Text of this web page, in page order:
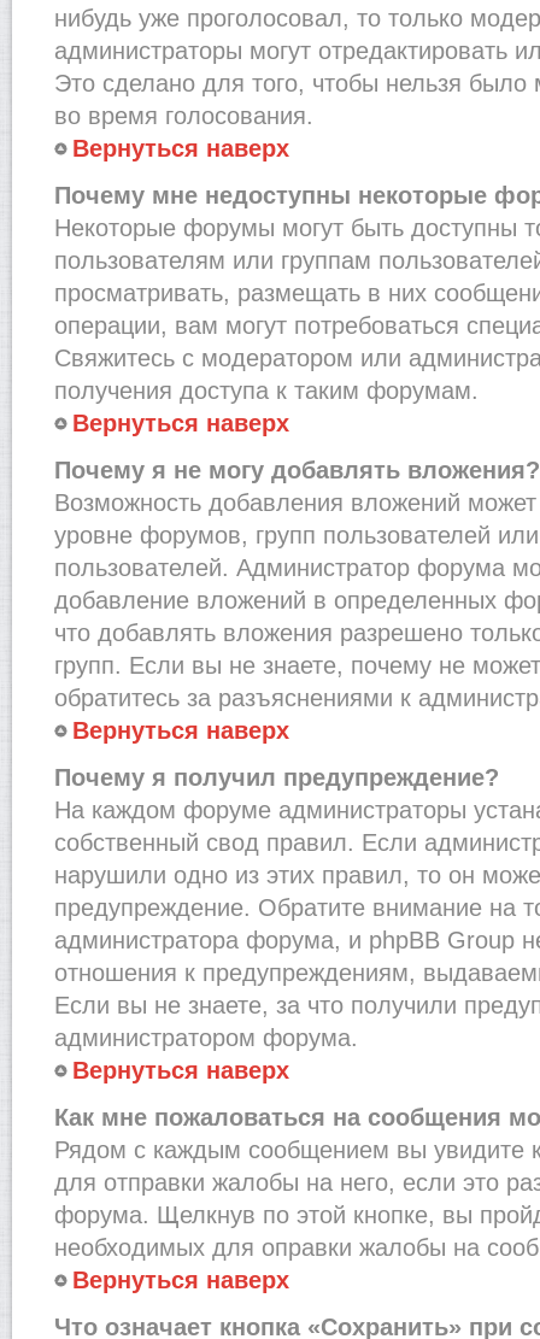
нибудь уже проголосовал, то только
администраторы могут отредактировать
Это сделано для того, чтобы нельзя было
во время голосования.
Вернуться наверх
Почему мне недоступны некоторые
Некоторые форумы могут быть доступны
пользователям или группам
просматривать, размещать в них
операции, вам могут потребоваться
Свяжитесь с модератором или
получения доступа к таким форумам.
Вернуться наверх
Почему я не могу добавлять вложения?
Возможность добавления вложений может
уровне форумов, групп пользователей
пользователей. Администратор форума
добавление вложений в определенных
что добавлять вложения разрешено
групп. Если вы не знаете, почему не
обратитесь за разъяснениями к
Вернуться наверх
Почему я получил предупреждение?
На каждом форуме администраторы
собственный свод правил. Если
нарушили одно из этих правил, то он
предупреждение. Обратите внимание на
администратора форума, и phpBB Group
отношения к предупреждениям,
Если вы не знаете, за что получили
администратором форума.
Вернуться наверх
Как мне пожаловаться на сообщения
Рядом с каждым сообщением вы увидите
для отправки жалобы на него, если это
форума. Щелкнув по этой кнопке, вы
необходимых для оправки жалобы на
Вернуться наверх
Что означает кнопка «Сохранить» при